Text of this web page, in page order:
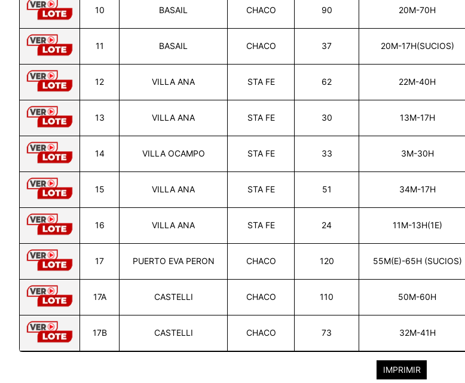
10 BASAIL CHACO 90 20M-70H
11 BASAIL CHACO 37 20M-17H(SUCIOS)
12 VILLA ANA STA FE 62 22M-40H
13 VILLA ANA STA FE 30 13M-17H
14 VILLA OCAMPO STA FE 33 3M-30H
15 VILLA ANA STA FE 51 34M-17H
16 VILLA ANA STA FE 24 11M-13H(1E)
17 PUERTO EVA PERON CHACO 120 55M(E)-65H (SUCIOS)
17A CASTELLI CHACO 110 50M-60H
17B CASTELLI CHACO 73 32M-41H
IMPRIMIR